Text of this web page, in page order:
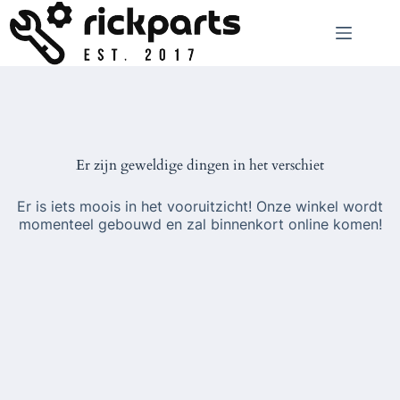
naar
de
inhoud
Er zijn geweldige dingen in het verschiet
Er is iets moois in het vooruitzicht! Onze winkel wordt
momenteel gebouwd en zal binnenkort online komen!